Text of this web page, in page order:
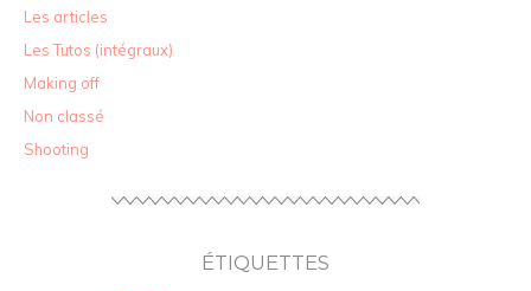
Les articles
Les Tutos (intégraux)
Making off
Non classé
Shooting
ÉTIQUETTES